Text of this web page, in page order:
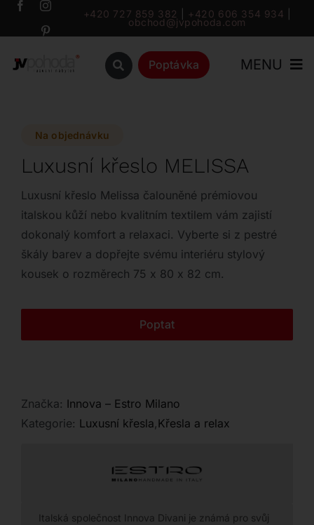
Přeskočit
+420 727 859 382 +420 606 354 934
obchod@jvpohoda.com
Poptávka MENU
Katalog
Značky
Outlet
Kontakt
Na objednávku
Luxusní křeslo MELISSA
Luxusní křeslo Melissa čalouněné prémiovou
italskou kůží nebo kvalitním textilem vám zajistí
dokonalý komfort a relaxaci. Vyberte si z pestré
škály barev a dopřejte svému interiéru stylový
kousek o rozměrech 75 x 80 x 82 cm.
Poptat
Značka: Innova – Estro Milano
Kategorie: Luxusní křesla,Křesla a relax
Italská společnost Innova Divani je známá pro svůj